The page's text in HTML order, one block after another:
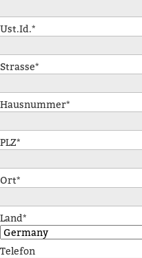
Ust.Id.*
Strasse*
Hausnummer*
PLZ*
Ort*
Land*
Telefon